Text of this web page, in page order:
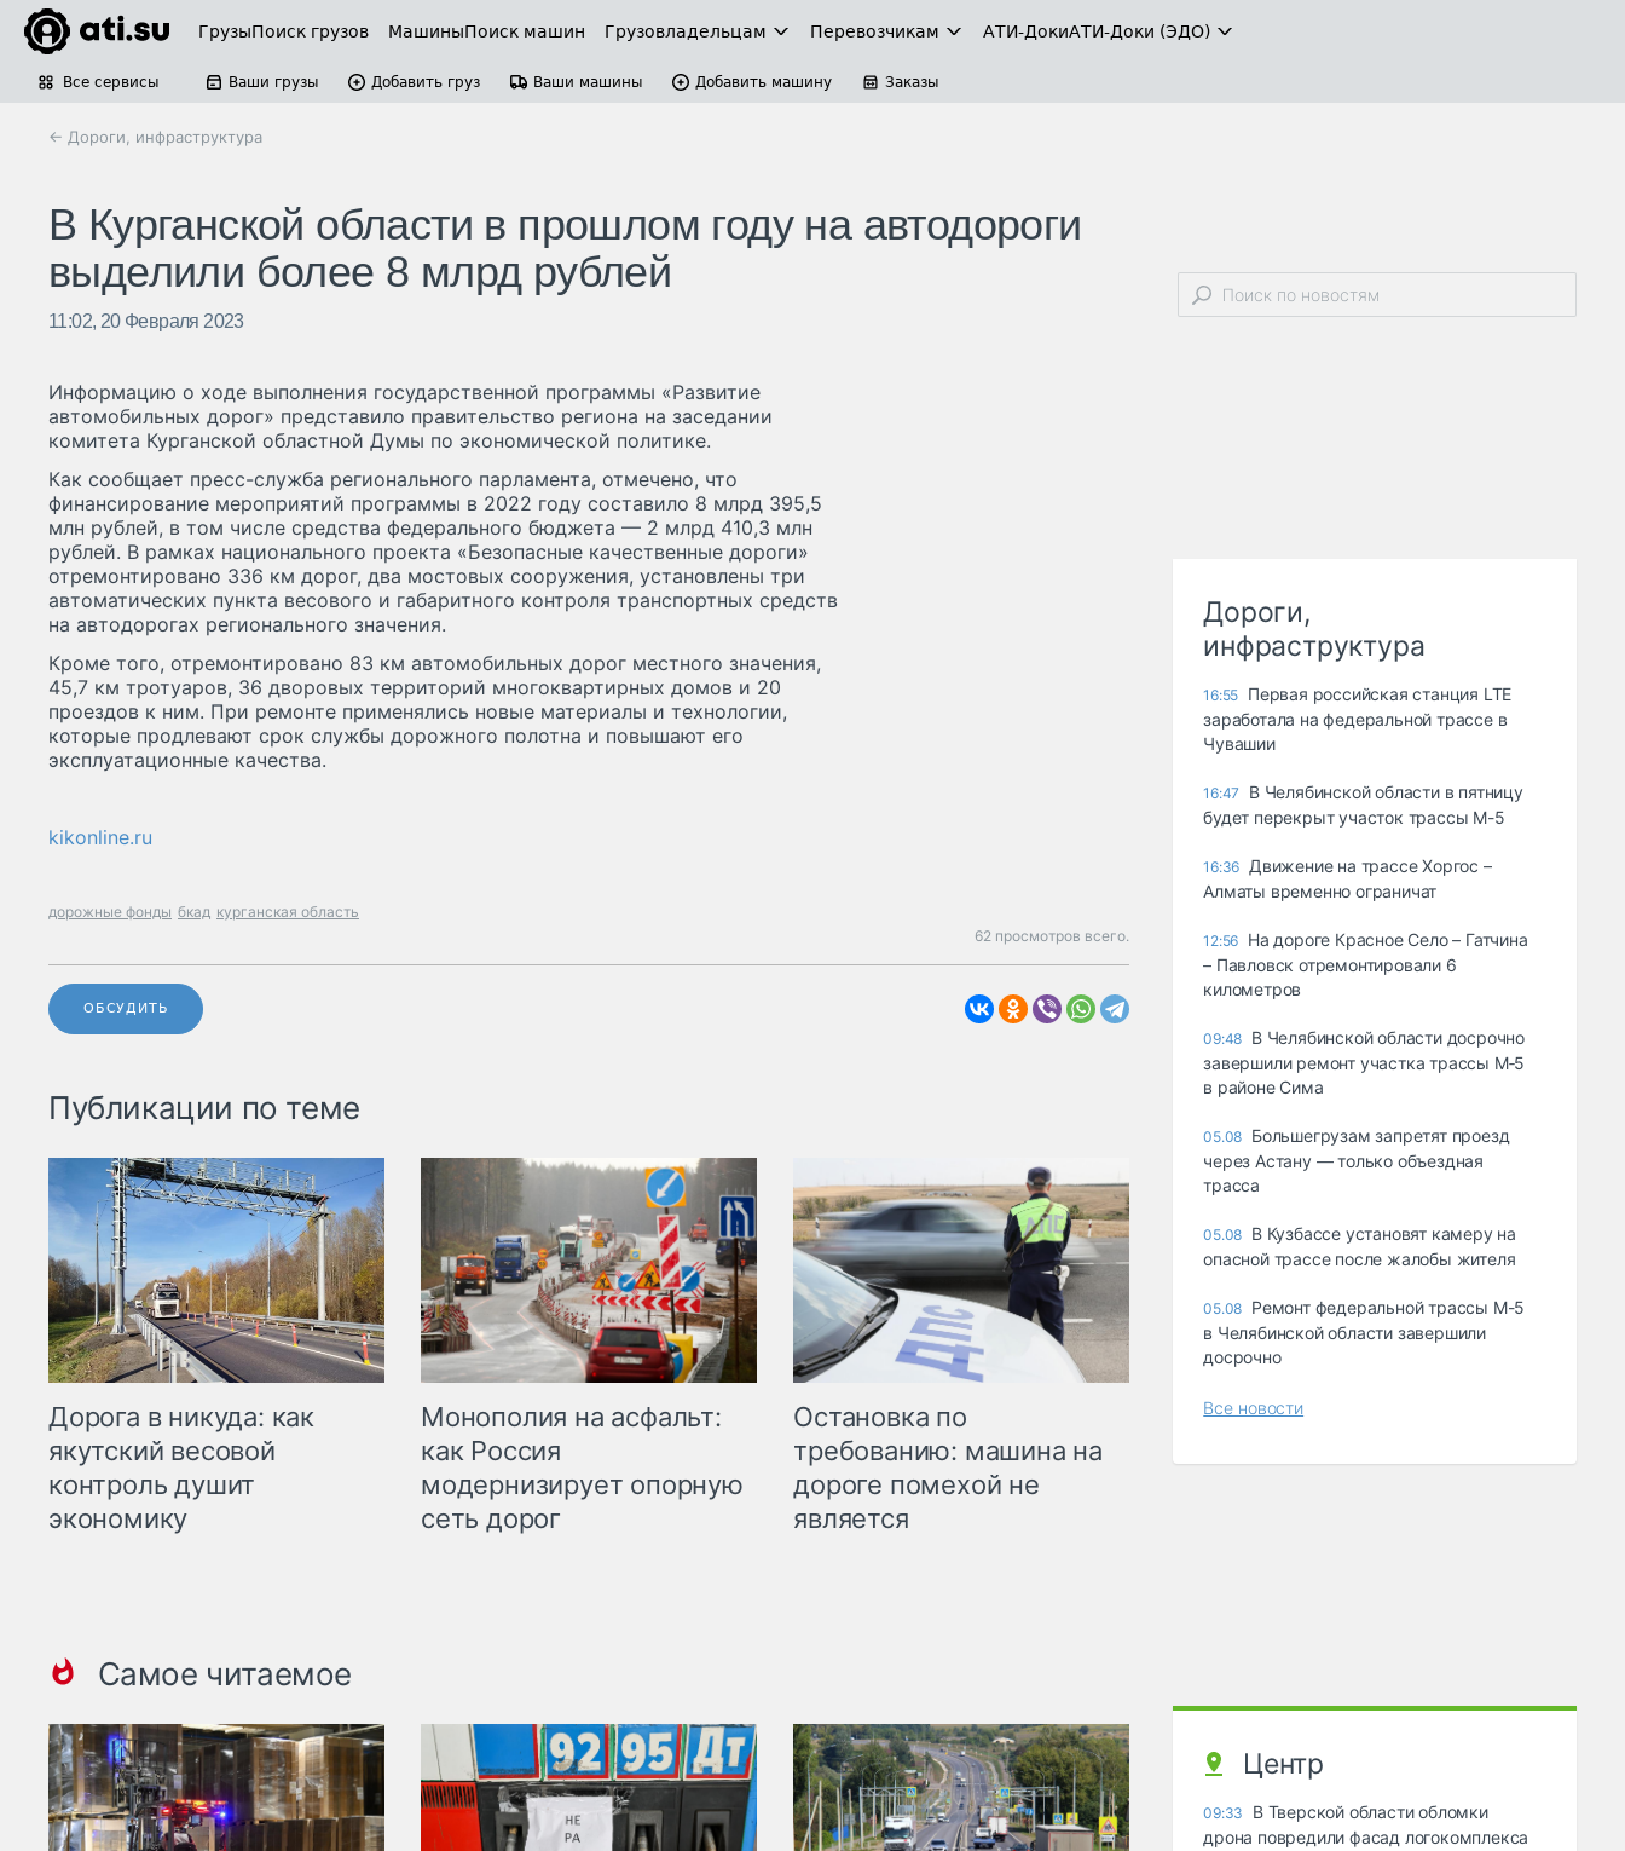
ГрузыПоиск грузов МашиныПоиск машин Грузовладельцам Перевозчикам АТИ-ДокиАТИ-Доки (ЭДО)
Все сервисы Ваши грузы Добавить груз Ваши машины Добавить машину Заказы
← Дороги, инфраструктура
В Курганской области в прошлом году на автодороги
выделили более 8 млрд рублей
11:02, 20 Февраля 2023
Информацию о ходе выполнения государственной программы «Развитие
автомобильных дорог» представило правительство региона на заседании
комитета Курганской областной Думы по экономической политике.
Как сообщает пресс-служба регионального парламента, отмечено, что
финансирование мероприятий программы в 2022 году составило 8 млрд 395,5
млн рублей, в том числе средства федерального бюджета — 2 млрд 410,3 млн
рублей. В рамках национального проекта «Безопасные качественные дороги»
отремонтировано 336 км дорог, два мостовых сооружения, установлены три
автоматических пункта весового и габаритного контроля транспортных средств
на автодорогах регионального значения.
Кроме того, отремонтировано 83 км автомобильных дорог местного значения,
45,7 км тротуаров, 36 дворовых территорий многоквартирных домов и 20
проездов к ним. При ремонте применялись новые материалы и технологии,
которые продлевают срок службы дорожного полотна и повышают его
эксплуатационные качества.
kikonline.ru
дорожные фонды бкад курганская область
62 просмотров всего.
ОБСУДИТЬ
Публикации по теме
Дорога в никуда: как
якутский весовой
контроль душит
экономику
Монополия на асфальт:
как Россия
модернизирует опорную
сеть дорог
Остановка по
требованию: машина на
дороге помехой не
является
Самое читаемое
Дороги,
инфраструктура
16:55 Первая российская станция LTE
заработала на федеральной трассе в
Чувашии
16:47
В Челябинской области в пятницу
будет перекрыт участок трассы М-5
16:36 Движение на трассе Хоргос –
Алматы временно ограничат
12:56 На дороге Красное Село – Гатчина
– Павловск отремонтировали 6
километров
09:48 В Челябинской области досрочно
завершили ремонт участка трассы М‑5
в районе Сима
05.08 Большегрузам запретят проезд
через Астану — только объездная
трасса
05.08 В Кузбассе установят камеру на
опасной трассе после жалобы жителя
05.08 Ремонт федеральной трассы М-5
в Челябинской области завершили
досрочно
Все новости
Центр
09:33
В Тверской области обломки
дрона повредили фасад логокомплекса